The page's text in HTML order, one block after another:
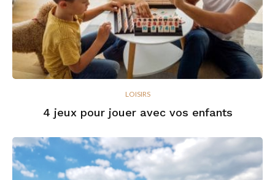
LOISIRS
4 jeux pour jouer avec vos enfants